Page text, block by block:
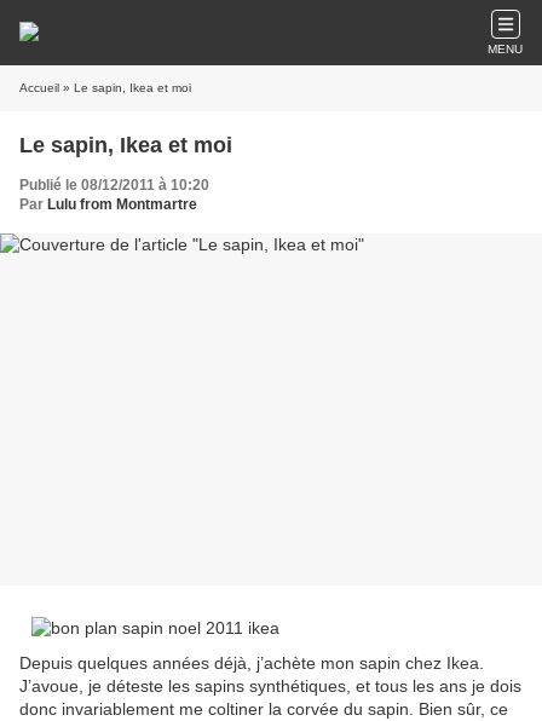
MENU
Accueil » Le sapin, Ikea et moi
Le sapin, Ikea et moi
Publié le 08/12/2011 à 10:20
Par Lulu from Montmartre
Depuis quelques années déjà, j’achète mon sapin chez Ikea.
J’avoue, je déteste les sapins synthétiques, et tous les ans je dois
donc invariablement me coltiner la corvée du sapin. Bien sûr, ce